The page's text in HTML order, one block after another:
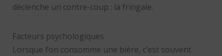
déclenche un contre-coup : la fringale.
Facteurs psychologiques
Lorsque l’on consomme une bière, c’est souvent